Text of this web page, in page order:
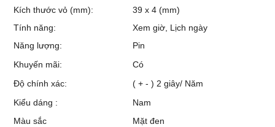
Kích thước vỏ (mm):
39 x 4 (mm)
Tính năng:
Xem giờ, Lịch ngày
Năng lượng:
Pin
Khuyến mãi:
Có
Độ chính xác:
( + - ) 2 giây/ Năm
Kiểu dáng :
Nam
Màu sắc
Mặt đen